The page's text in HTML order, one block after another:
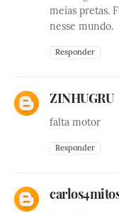
meias pretas.
nesse mundo.
Responder
ZINHUGRU
falta motor
Responder